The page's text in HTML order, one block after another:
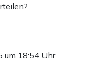
um 18:54 Uhr